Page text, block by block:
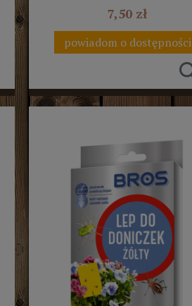
AGROPAK
7,50 zł
powiadom o dostępności